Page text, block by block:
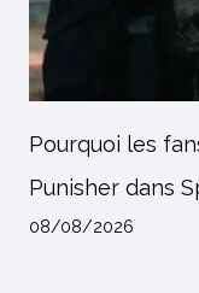
Pourquoi les
Punisher dans
08/08/2026